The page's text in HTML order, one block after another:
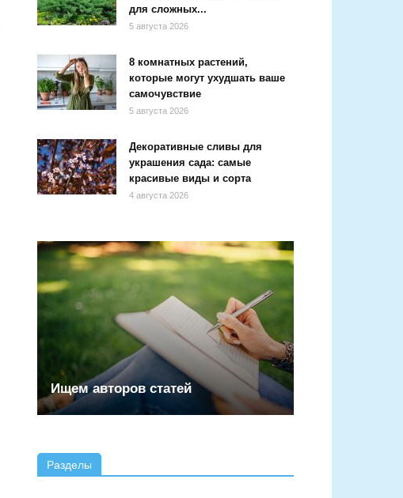
для сложных...
5 августа 2026
8 комнатных растений,
которые могут ухудшать ваше
самочувствие
5 августа 2026
Декоративные сливы для
украшения сада: самые
красивые виды и сорта
4 августа 2026
Ищем авторов статей
Разделы